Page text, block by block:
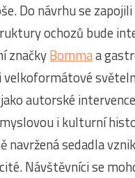
Do návrhu se
ochozů bude
značkyBommaa
velkoformátové
autorské intervence
i kulturní
navržená sedadla
Návštěvníci se